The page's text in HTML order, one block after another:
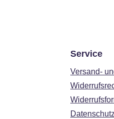
Service
Versand-
Datenschutz